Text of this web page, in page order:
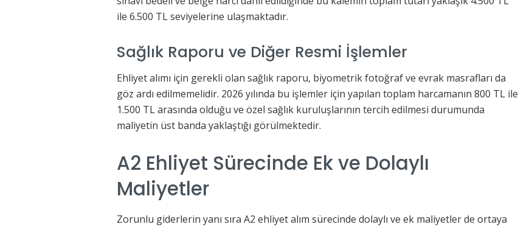
ile 6.500 TL seviyelerine ulaşmaktadır.
Sağlık Raporu ve Diğer Resmi İşlemler
Ehliyet alımı için gerekli olan sağlık raporu, biyometrik fotoğraf ve evrak masrafları da
göz ardı edilmemelidir. 2026 yılında bu işlemler için yapılan toplam harcamanın 800 TL ile
1.500 TL arasında olduğu ve özel sağlık kuruluşlarının tercih edilmesi durumunda
maliyetin üst banda yaklaştığı görülmektedir.
A2 Ehliyet Sürecinde Ek ve Dolaylı
Maliyetler
Zorunlu giderlerin yanı sıra A2 ehliyet alım sürecinde dolaylı ve ek maliyetler de ortaya